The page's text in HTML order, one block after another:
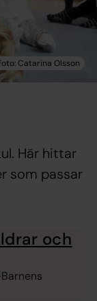
Här hittar
som passar
och